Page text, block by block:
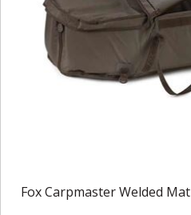
Fox Carpmaster Welded Mat